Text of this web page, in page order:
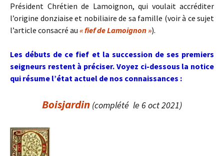
Président Chrétien de Lamoignon, qui voulait accréditer
l’origine donziaise et nobiliaire de sa famille (voir à ce sujet
l’article consacré au « fief de Lamoignon »).
Les débuts de ce fief et la succession de ses premiers
seigneurs restent à préciser. Voyez ci-dessous la notice
qui résume l’état actuel de nos connaissances :
Boisjardin (complété le 6 oct 2021)